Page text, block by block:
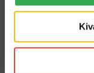
Hogyan tarts
2022. július
Dolgozz zip